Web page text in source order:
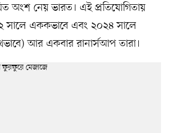
অংশ নেয় ভারত। এই প্রতিযোগিতায়
সালে এককভাবে এবং ২০২৪ সালে
আর একবার রানার্সআপ তারা।